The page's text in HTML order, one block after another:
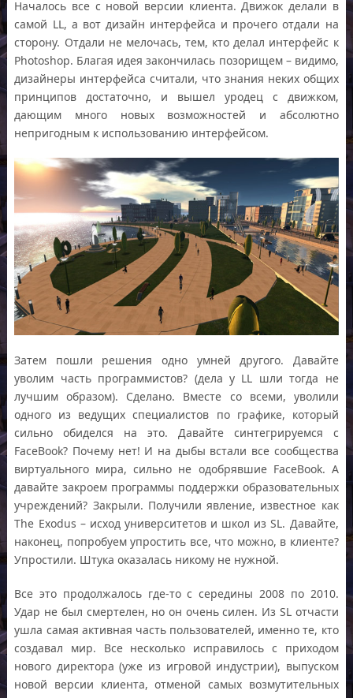
Началось все с новой версии клиента. Движок делали в
самой LL, а вот дизайн интерфейса и прочего отдали на
сторону. Отдали не мелочась, тем, кто делал интерфейс к
Photoshop. Благая идея закончилась позорищем – видимо,
дизайнеры интерфейса считали, что знания неких общих
принципов достаточно, и вышел уродец с движком,
дающим много новых возможностей и абсолютно
непригодным к использованию интерфейсом.
Затем пошли решения одно умней другого. Давайте
уволим часть программистов? (дела у LL шли тогда не
лучшим образом). Сделано. Вместе со всеми, уволили
одного из ведущих специалистов по графике, который
сильно обиделся на это. Давайте синтегрируемся с
FaceBook? Почему нет! И на дыбы встали все сообщества
виртуального мира, сильно не одобрявшие FaceBook. А
давайте закроем программы поддержки образовательных
учреждений? Закрыли. Получили явление, известное как
The Exodus – исход университетов и школ из SL. Давайте,
наконец, попробуем упростить все, что можно, в клиенте?
Упростили. Штука оказалась никому не нужной.
Все это продолжалось где-то с середины 2008 по 2010.
Удар не был смертелен, но он очень силен. Из SL отчасти
ушла самая активная часть пользователей, именно те, кто
создавал мир. Все несколько исправилось с приходом
нового директора (уже из игровой индустрии), выпуском
новой версии клиента, отменой самых возмутительных